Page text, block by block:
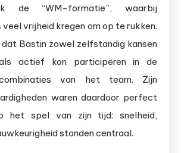
de “WM-formatie”, waarbij
vrijheid kregen om op te rukken.
Bastin zowel zelfstandig kansen
actief kon participeren in de
van het team. Zijn
waren daardoor perfect
het spel van zijn tijd: snelheid,
stonden centraal.